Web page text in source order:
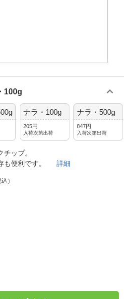
100g
ナラ・100g
205円
入荷次第出荷
ナラ・500g
847円
入荷次第出荷
ップ。
も便利です。 詳細
込）